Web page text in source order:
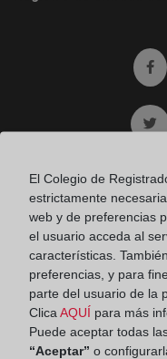
Ir
Ir
Ir
Ir
El Colegio de
estrictamente
web y de preferencias
el usuario acceda al
características.
preferencias, y para
parte del usuario de la
Clica AQUÍ para más
Puede aceptar todas
“Aceptar” o